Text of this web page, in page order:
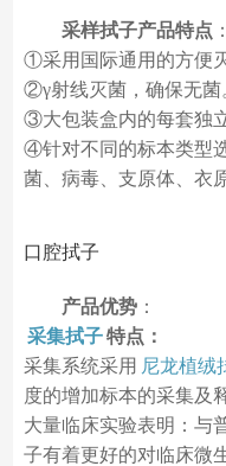
采样拭子产品特点 ：
①采用国际通用的方便
②γ射线灭菌，确保无菌
③大包装盒内的每套独
④针对不同的标本类型
菌、病毒、支原体、衣
口腔拭子
产品优势：
采集拭子特点：
采集系统采用 尼龙植绒
度的增加标本的采集及
大量临床实验表明：与
子有着更好的对临床微